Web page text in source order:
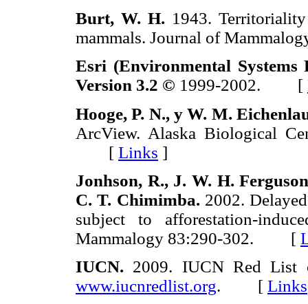
Burt, W. H. 1943.
mammals. Journal of
Esri (Environmental
Version 3.2 © 1999-2002. [
Hooge, P. N., y W. M.
ArcView. Alaska Biological
[ Links ]
Jonhson, R., J. W. H.
C. T. Chimimba. 2002.
subject to afforestation-
Mammalogy 83:290-302. [
IUCN. 2009. IUCN Red List
www.iucnredlist.org. [ Links